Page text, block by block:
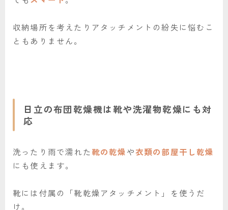
収納場所を考えたりアタッチメントの紛失に悩むこ
ともありません。
日立の布団乾燥機は靴や洗濯物乾燥にも対
応
洗ったり雨で濡れた 靴の乾燥や衣類の部屋干し乾燥
にも使えます。
靴には付属の「靴乾燥アタッチメント」を使うだ
け。